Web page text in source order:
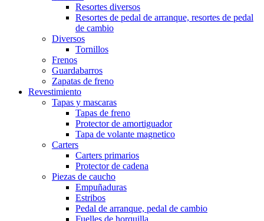
Resortes diversos
Resortes de pedal de arranque, resortes de pedal
de cambio
Diversos
Tornillos
Frenos
Guardabarros
Zapatas de freno
Revestimiento
Tapas y mascaras
Tapas de freno
Protector de amortiguador
Tapa de volante magnetico
Carters
Carters primarios
Protector de cadena
Piezas de caucho
Empuñaduras
Estribos
Pedal de arranque, pedal de cambio